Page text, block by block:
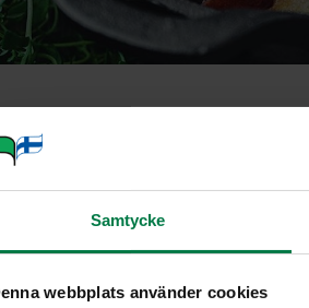
Samtycke
webbplats använder cookies